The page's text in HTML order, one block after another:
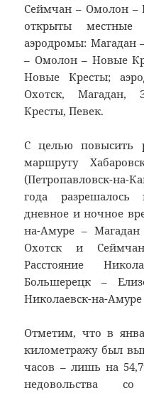
Сеймчан – Омолон –
открыты
аэродромы: Магадан
– Омолон – Новые
Новые Кресты;
Охотск, Магадан,
Кресты, Певек.
С целью повысить
маршруту
(Петропавловск-на-
года разрешалось
дневное и ночное
на-Амуре – Магадан
Охотск и
Расстояние
Большерецк –
Николаевск-на-
Отметим, что в
километражу был
часов – лишь на
недовольства